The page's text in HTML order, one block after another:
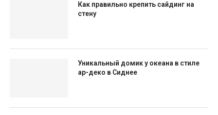
Как правильно крепить сайдинг на
стену
Уникальный домик у океана в стиле
ар-деко в Сиднее